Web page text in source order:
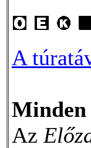
A
Minden
Az